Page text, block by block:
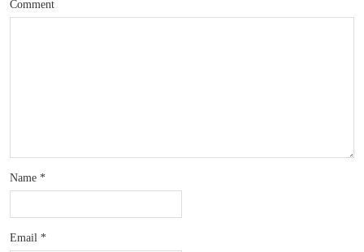
Comment
Name *
Email *